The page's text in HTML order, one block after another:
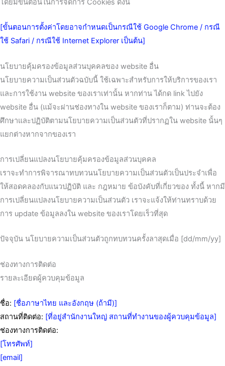
โดยมีขั้นตอนในการจัดการ Cookies ดังนี้
[ขั้นตอนการตั้งค่าโดยอาจกำหนดเป็นกรณีใช้ Google Chrome / กรณี
ใช้ Safari / กรณีใช้ Internet Explorer เป็นต้น]
นโยบายคุ้มครองข้อมูลส่วนบุคคลของ website อื่น
นโยบายความเป็นส่วนตัวฉบับนี้ ใช้เฉพาะสำหรับการให้บริการของเรา
และการใช้งาน website ของเราเท่านั้น หากท่าน ได้กด link ไปยัง
website อื่น (แม้จะผ่านช่องทางใน website ของเราก็ตาม) ท่านจะต้อง
ศึกษาและปฏิบัติตามนโยบายความเป็นส่วนตัวที่ปรากฏใน website นั้นๆ
แยกต่างหากจากของเรา
การเปลี่ยนแปลงนโยบายคุ้มครองข้อมูลส่วนบุคคล
เราจะทำการพิจารณาทบทวนนโยบายความเป็นส่วนตัวเป็นประจำเพื่อ
ให้สอดคลองกับแนวปฏิบัติ และ กฎหมาย ข้อบังคับที่เกี่ยวของ ทั้งนี้ หากมี
การเปลี่ยนแปลงนโยบายความเป็นส่วนตัว เราจะแจ้งให้ท่านทราบด้วย
การ update ข้อมูลลงใน website ของเราโดยเร็วที่สุด
ปัจจุบัน นโยบายความเป็นส่วนตัวถูกทบทวนครั้งลาสุดเมื่อ [dd/mm/yy]
ช่องทางการติดต่อ
รายละเอียดผู้ควบคุมข้อมูล
ชื่อ: [ชื่อภาษาไทย และอังกฤษ (ถ้ามี)]
สถานที่ติดต่อ: [ที่อยู่สำนักงานใหญ่ สถานที่ทำงานของผู้ควบคุมข้อมูล]
ช่องทางการติดต่อ:
[โทรศัพท์]
[email]